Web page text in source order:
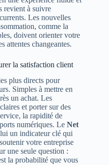
revient à suivre
Les nouvelles
comme la
doivent orienter votre
attentes changeantes.
la satisfaction client
plus directs pour
Simples à mettre en
un achat. Les
et porter sur des
la rapidité de
numériques. Le Net
un indicateur clé qui
votre entreprise
une seule question :
la probabilité que vous